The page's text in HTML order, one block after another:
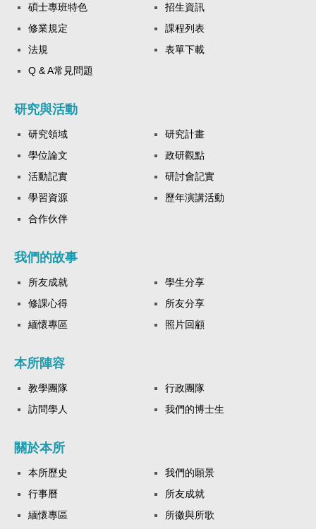
碩士專班特色
招生資訊
修業規定
課程列表
法規
表單下載
Q & A常見問題
研究與活動
研究領域
研究計畫
學位論文
政研觀點
活動記實
研討會記實
學習資源
歷年演講活動
合作伙伴
我們的故事
所友成就
學生分享
修課心得
所友分享
緬懷專區
照片回顧
本所陣容
教學團隊
行政團隊
訪問學人
我們的博士生
關於本所
本所歷史
我們的願景
行事曆
所友成就
緬懷專區
所徽與所歌